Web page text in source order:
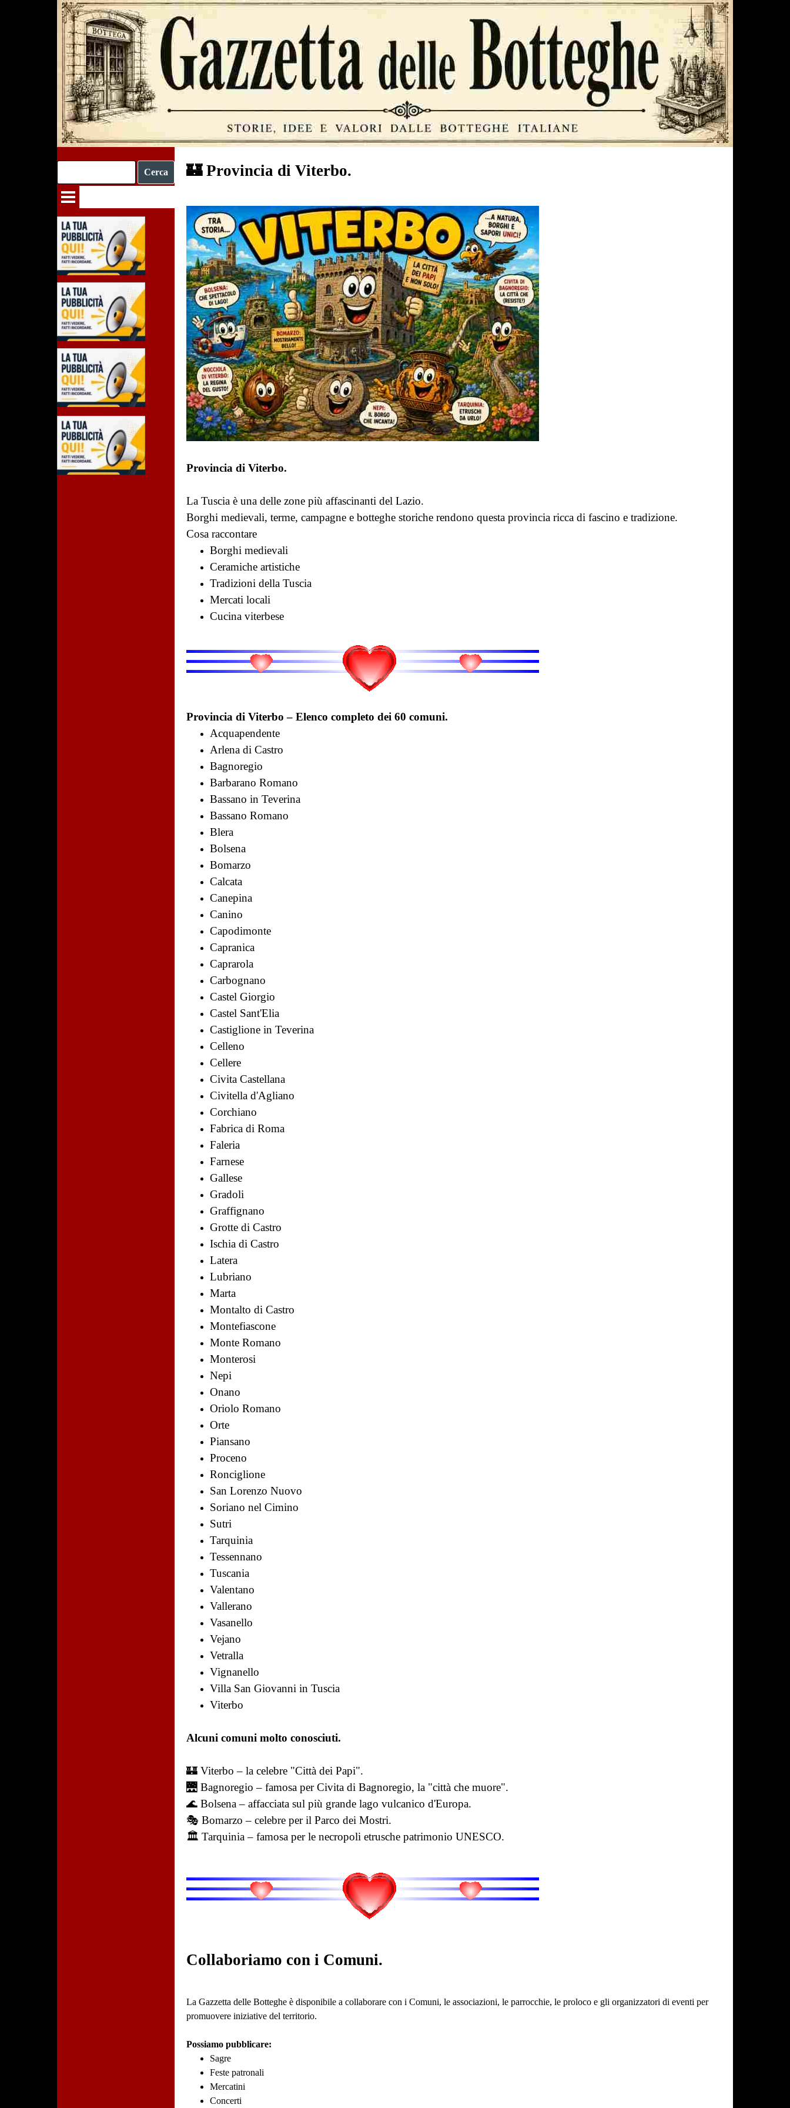
Cerca
🏰 Provincia di Viterbo.
Provincia di Viterbo.
La Tuscia è una delle zone più affascinanti del Lazio.
Borghi medievali, terme, campagne e botteghe storiche rendono questa provincia ricca di fascino e tradizione.
Cosa raccontare
Borghi medievali
Ceramiche artistiche
Tradizioni della Tuscia
Mercati locali
Cucina viterbese
Provincia di Viterbo – Elenco completo dei 60 comuni.
Acquapendente
Arlena di Castro
Bagnoregio
Barbarano Romano
Bassano in Teverina
Bassano Romano
Blera
Bolsena
Bomarzo
Calcata
Canepina
Canino
Capodimonte
Capranica
Caprarola
Carbognano
Castel Giorgio
Castel Sant'Elia
Castiglione in Teverina
Celleno
Cellere
Civita Castellana
Civitella d'Agliano
Corchiano
Fabrica di Roma
Faleria
Farnese
Gallese
Gradoli
Graffignano
Grotte di Castro
Ischia di Castro
Latera
Lubriano
Marta
Montalto di Castro
Montefiascone
Monte Romano
Monterosi
Nepi
Onano
Oriolo Romano
Orte
Piansano
Proceno
Ronciglione
San Lorenzo Nuovo
Soriano nel Cimino
Sutri
Tarquinia
Tessennano
Tuscania
Valentano
Vallerano
Vasanello
Vejano
Vetralla
Vignanello
Villa San Giovanni in Tuscia
Viterbo
Alcuni comuni molto conosciuti.
🏰 Viterbo – la celebre "Città dei Papi".
🌉 Bagnoregio – famosa per Civita di Bagnoregio, la "città che muore".
🌊 Bolsena – affacciata sul più grande lago vulcanico d'Europa.
🎭 Bomarzo – celebre per il Parco dei Mostri.
🏛️ Tarquinia – famosa per le necropoli etrusche patrimonio UNESCO.
Collaboriamo con i Comuni.
La Gazzetta delle Botteghe è disponibile a collaborare con i Comuni, le associazioni, le parrocchie, le proloco e gli organizzatori di eventi per
promuovere iniziative del territorio.
Possiamo pubblicare:
Sagre
Feste patronali
Mercatini
Concerti